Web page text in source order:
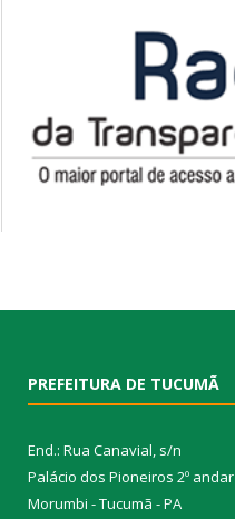
PREFEITURA DE TUCUMÃ
End.: Rua Canavial, s/n
Palácio dos Pioneiros 2º andar
Morumbi - Tucumã - PA